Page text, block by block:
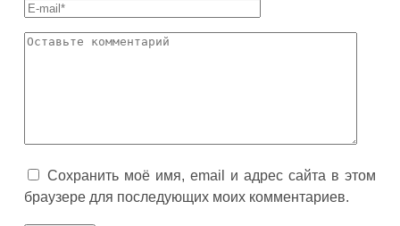
Сохранить моё имя, email и адрес сайта в этом
браузере для последующих моих комментариев.